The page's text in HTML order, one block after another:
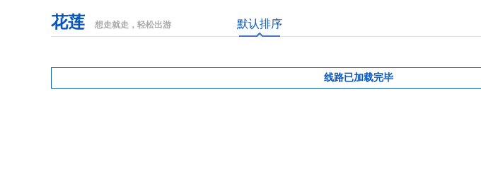
花莲 想走就走，轻松出游 默认排序
线路已加载完毕